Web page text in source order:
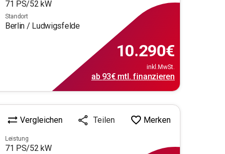
71 PS/52 kW
Standort
Berlin / Ludwigsfelde
10.290€
inkl.MwSt.
ab 93€mtl. finanzieren
Vergleichen Teilen Merken
Leistung
71 PS/52 kW